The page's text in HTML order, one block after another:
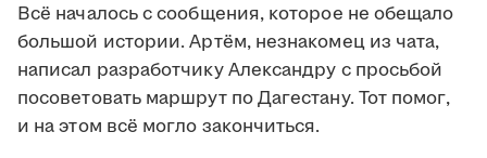
Всё началось с сообщения, которое не обещало
большой истории. Артём, незнакомец из чата,
написал разработчику Александру с просьбой
посоветовать маршрут по Дагестану. Тот помог,
и на этом всё могло закончиться.